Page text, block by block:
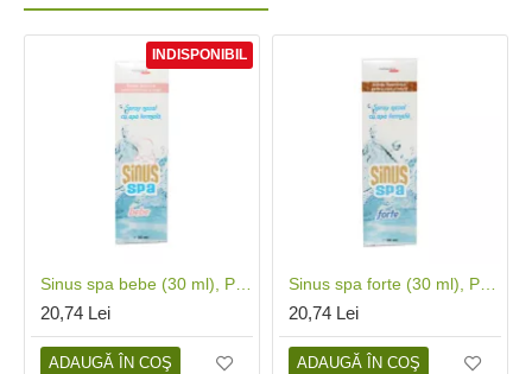
INDISPONIBIL
20,74 Lei
ADAUGĂ ÎN COŞ
20,74 Lei
ADAUGĂ ÎN COŞ